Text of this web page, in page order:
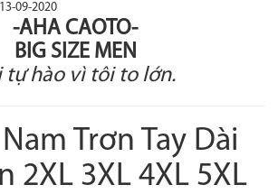
09-2020
-AHA CAOTO-
BIG SIZE MEN
tự hào vì tôi to lớn.
Trơn Tay Dài
2XL 3XL 4XL 5XL